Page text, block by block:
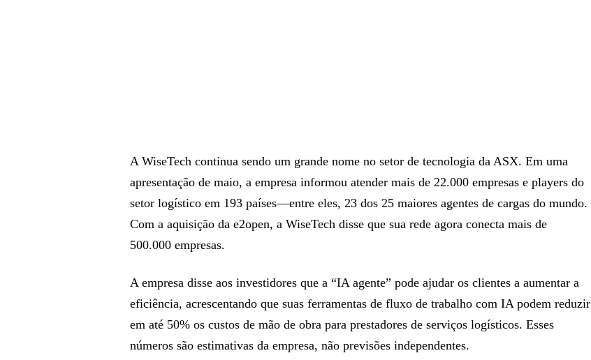
A WiseTech continua sendo um grande nome no setor de tecnologia da ASX. Em uma
apresentação de maio, a empresa informou atender mais de 22.000 empresas e players do
setor logístico em 193 países—entre eles, 23 dos 25 maiores agentes de cargas do mundo.
Com a aquisição da e2open, a WiseTech disse que sua rede agora conecta mais de
500.000 empresas.
A empresa disse aos investidores que a “IA agente” pode ajudar os clientes a aumentar a
eficiência, acrescentando que suas ferramentas de fluxo de trabalho com IA podem reduzir
em até 50% os custos de mão de obra para prestadores de serviços logísticos. Esses
números são estimativas da empresa, não previsões independentes.